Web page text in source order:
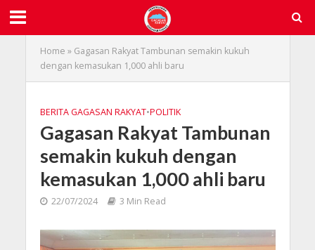
Home » Gagasan Rakyat Tambunan semakin kukuh
dengan kemasukan 1,000 ahli baru
BERITA GAGASAN RAKYAT•POLITIK
Gagasan Rakyat Tambunan
semakin kukuh dengan
kemasukan 1,000 ahli baru
22/07/2024 3 Min Read